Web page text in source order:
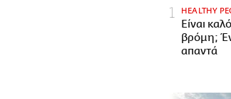
HEALTHY
Είναι
βρόμη;
απαντά